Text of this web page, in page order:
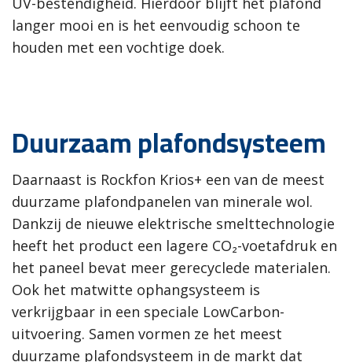
langer mooi en is het eenvoudig schoon te
houden met een vochtige doek.
Duurzaam plafondsysteem
Daarnaast is Rockfon Krios+ een van de meest
duurzame plafondpanelen van minerale wol.
Dankzij de nieuwe elektrische smelttechnologie
heeft het product een lagere CO₂-voetafdruk en
het paneel bevat meer gerecyclede materialen.
Ook het matwitte ophangsysteem is
verkrijgbaar in een speciale LowCarbon-
uitvoering. Samen vormen ze het meest
duurzame plafondsysteem in de markt dat